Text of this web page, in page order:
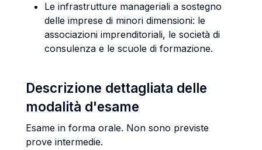
Le infrastrutture manageriali a sostegno
delle imprese di minori dimensioni: le
associazioni imprenditoriali, le società di
consulenza e le scuole di formazione.
Descrizione dettagliata delle
modalità d'esame
Esame in forma orale. Non sono previste
prove intermedie.